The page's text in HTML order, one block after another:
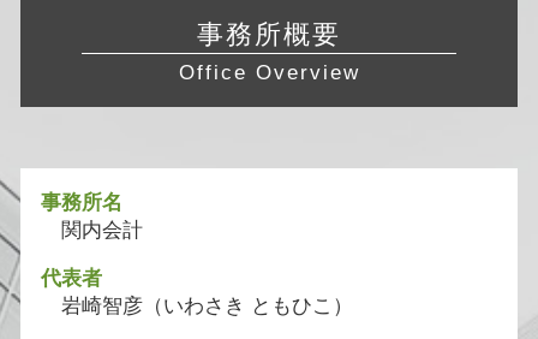
事務所概要
Office Overview
事務所名
関内会計
代表者
岩崎智彦（いわさき ともひこ）